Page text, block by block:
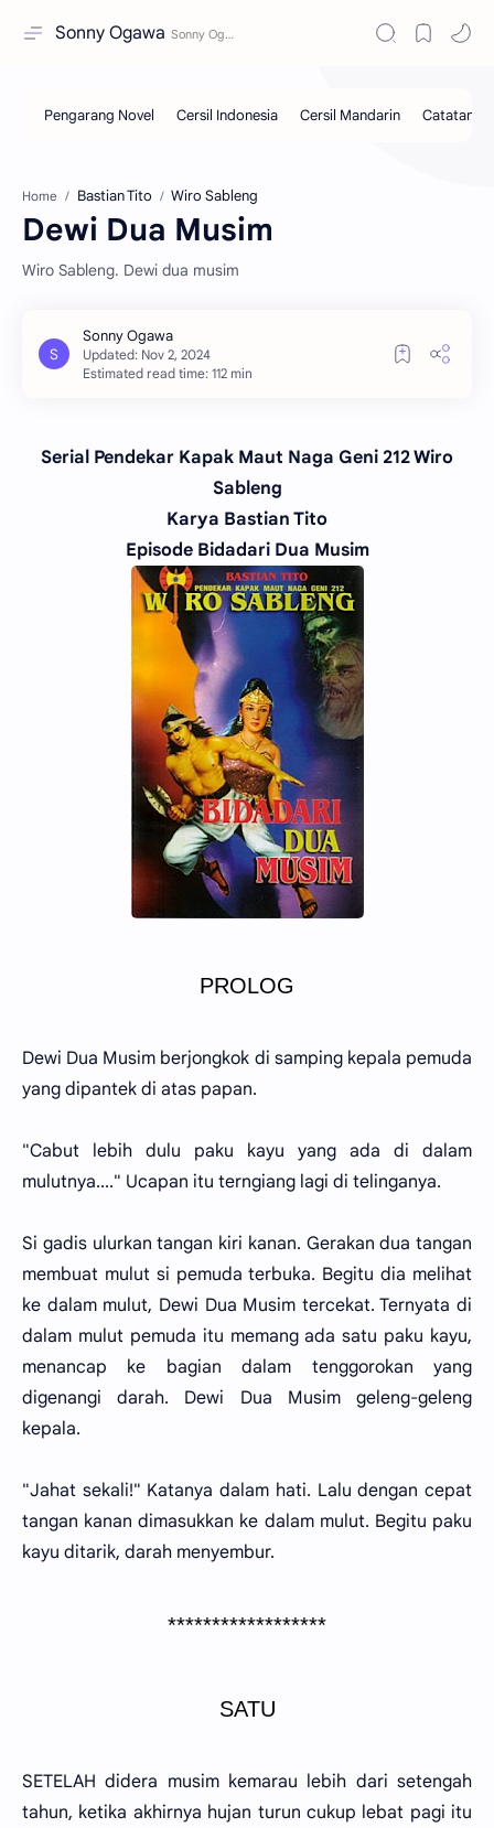
Sonny Ogawa
Home Bastian Tito Wiro Sableng
Dewi Dua Musim
Wiro Sableng. Dewi dua musim
Estimated read time: 112 min
Serial Pendekar Kapak Maut Naga Geni 212 Wiro
Sableng
Karya Bastian Tito
Episode Bidadari Dua Musim
PROLOG
Dewi Dua Musim berjongkok di samping kepala pemuda
yang dipantek di atas papan.
"Cabut lebih dulu paku kayu yang ada di dalam
mulutnya...." Ucapan itu terngiang lagi di telinganya.
Si gadis ulurkan tangan kiri kanan. Gerakan dua tangan
membuat mulut si pemuda terbuka. Begitu dia melihat
ke dalam mulut, Dewi Dua Musim tercekat. Ternyata di
dalam mulut pemuda itu memang ada satu paku kayu,
menancap ke bagian dalam tenggorokan yang
digenangi darah. Dewi Dua Musim geleng-geleng
kepala.
"Jahat sekali!" Katanya dalam hati. Lalu dengan cepat
tangan kanan dimasukkan ke dalam mulut. Begitu paku
kayu ditarik, darah menyembur.
******************
SATU
SETELAH didera musim kemarau lebih dari setengah
tahun, ketika akhirnya hujan turun cukup lebat pagi itu